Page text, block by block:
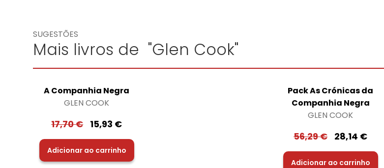
SUGESTÕES
Mais livros de "Glen Cook"
A Companhia Negra
GLEN COOK
17,70€ 15,93 €
Adicionar ao carrinho
Pack As Crónicas da
Companhia Negra
GLEN COOK
56,29€ 28,14 €
Adicionar ao carrinho